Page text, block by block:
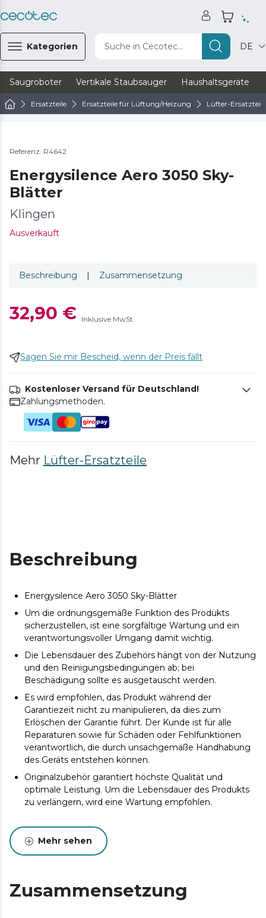
Kategorien Suche in Cecotec... DE
Saugroboter Vertikale Staubsauger Haushaltsgeräte
Ersatzteile Ersatzteile für Lüftung/Heizung Lüfter-Ersatzteile
Referenz: R4642
Energysilence Aero 3050 Sky-
Blätter
Klingen
Ausverkauft
Beschreibung | Zusammensetzung
32,90 € Inklusive MwSt.
Sagen Sie mir Bescheid, wenn der Preis fällt
Kostenloser Versand für Deutschland!
Zahlungsmethoden.
Mehr Lüfter-Ersatzteile
Beschreibung
Energysilence Aero 3050 Sky-Blätter
Um die ordnungsgemäße Funktion des Produkts
sicherzustellen, ist eine sorgfältige Wartung und ein
verantwortungsvoller Umgang damit wichtig.
Die Lebensdauer des Zubehörs hängt von der Nutzung
und den Reinigungsbedingungen ab; bei
Beschädigung sollte es ausgetauscht werden.
Es wird empfohlen, das Produkt während der
Garantiezeit nicht zu manipulieren, da dies zum
Erlöschen der Garantie führt. Der Kunde ist für alle
Reparaturen sowie für Schäden oder Fehlfunktionen
verantwortlich, die durch unsachgemäße Handhabung
des Geräts entstehen können.
Originalzubehör garantiert höchste Qualität und
optimale Leistung. Um die Lebensdauer des Produkts
zu verlängern, wird eine Wartung empfohlen.
Mehr sehen
Zusammensetzung